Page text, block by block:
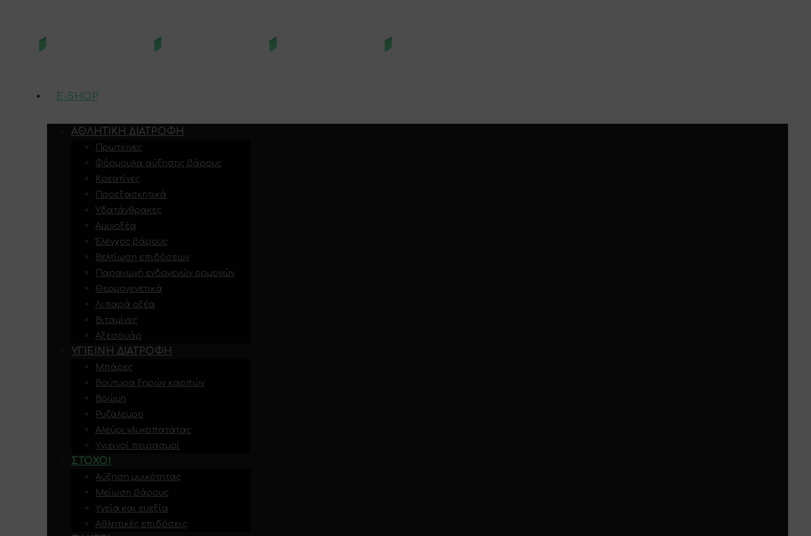
E-SHOP
ΑΘΛΗΤΙΚΉ ΔΙΑΤΡΟΦΉ
Πρωτεϊνες
Φόρμουλα αύξησης βάρους
Κρεατίνες
Προεξασκητικά
Υδατάνθρακες
Αμινοξέα
Έλεγχος βάρους
Βελτίωση επιδόσεων
Παραγωγή ενδογενών ορμονών
Θερμογενετικά
Λιπαρά οξέα
Βιταμίνες
Αξεσουάρ
ΥΓΙΕΙΝΉ ΔΙΑΤΡΟΦΉ
Μπάρες
Βούτυρα ξηρών καρπών
Βρώμη
Ρυζάλευρο
Αλεύρι γλυκοπατάτας
Υγιεινοί πειρασμοί
ΣΤΌΧΟΙ
Αύξηση μυικότητας
Μείωση βάρους
Υγεία και ευεξία
Αθλητικές επιδόσεις